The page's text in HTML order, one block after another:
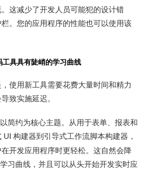
。这减少了开发人员可能犯的设计错
栏。您的应用程序的性能也可以使用该
工具具有陡峭的学习曲线
使用新工具需要花费大量时间和精力
致实施延迟。
以简约为核心主题。从用于表单、报表和
UI构建器到引导式工作流脚本构建器，
开发应用程序时更轻松。这自然会降
习曲线，并且可以从头开始开发实时应